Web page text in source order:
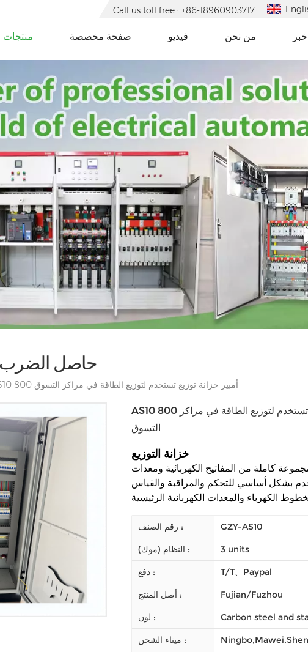
Call us toll free : +86-18960903717
منتجات صفحة مخصصة فيديو من نحن خبر
حاصل الضرب
AS10 800 أمبير خزانة توزيع تستخدم لتوزيع الطاقة في مراكز التسوق
AS10 800 أمبير خزانة توزيع تستخدم لتوزيع الطاقة في مراكز
التسوق
خزانة التوزيع
كاملة من المفاتيح الكهربائية ومعدات
بشكل أساسي للتحكم والمراقبة والقياس
رقم الصنف : GZY-AS10
النظام (موك) : 3 units
دفع : T/T、Paypal
أصل المنتج : Fujian/Fuzhou
لون : Carbon steel and
ميناء الشحن :